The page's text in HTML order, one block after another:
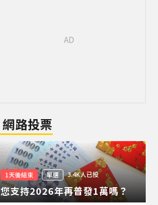
網路投票
1天後結束 單選 3.4K人已投
您支持2026年再普發1萬嗎？